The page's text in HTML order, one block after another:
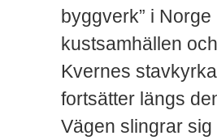
byggverk” i
kustsamhällen
Kvernes
fortsätter längs
Vägen slingrar